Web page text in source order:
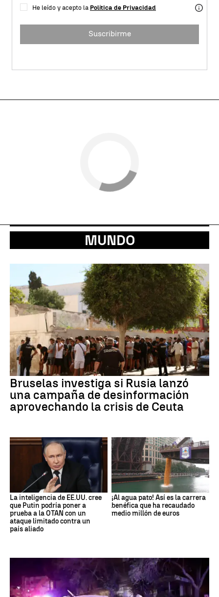
He leído y acepto la Política de Privacidad
Suscribirme
MUNDO
Bruselas investiga si Rusia lanzó
una campaña de desinformación
aprovechando la crisis de Ceuta
La inteligencia de EE.UU. cree
que Putin podría poner a
prueba a la OTAN con un
ataque limitado contra un
país aliado
¡Al agua pato! Así es la carrera
benéfica que ha recaudado
medio millón de euros